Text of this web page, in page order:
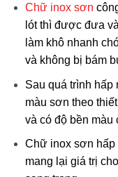
Chữ inox sơn
lót thì được đưa
làm khô nhanh
và không bị bám
Sau quá trình
màu sơn theo
và có độ bền màu
Chữ inox sơn hấp
mang lại giá trị